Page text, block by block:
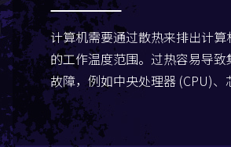
计算机需要通过散热来排出计
的工作温度范围。过热容易导
故障，例如中央处理器 (CPU)、